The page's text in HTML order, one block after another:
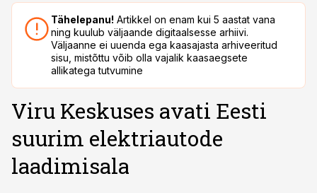
Tähelepanu! Artikkel on enam kui 5 aastat vana
ning kuulub väljaande digitaalsesse arhiivi.
Väljaanne ei uuenda ega kaasajasta arhiveeritud
sisu, mistõttu võib olla vajalik kaasaegsete
allikatega tutvumine
Viru Keskuses avati Eesti
suurim elektriautode
laadimisala